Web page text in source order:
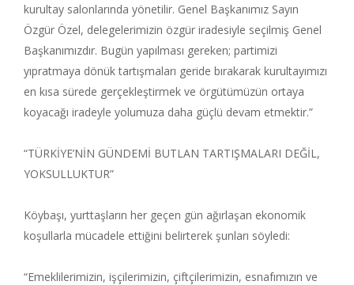
kurultay salonlarında yönetilir. Genel Başkanımız Sayın
Özgür Özel, delegelerimizin özgür iradesiyle seçilmiş Genel
Başkanımızdır. Bugün yapılması gereken; partimizi
yıpratmaya dönük tartışmaları geride bırakarak kurultayımızı
en kısa sürede gerçekleştirmek ve örgütümüzün ortaya
koyacağı iradeyle yolumuza daha güçlü devam etmektir.”
“TÜRKİYE’NİN GÜNDEMİ BUTLAN TARTIŞMALARI DEĞİL,
YOKSULLUKTUR”
Köybaşı, yurttaşların her geçen gün ağırlaşan ekonomik
koşullarla mücadele ettiğini belirterek şunları söyledi:
“Emeklilerimizin, işçilerimizin, çiftçilerimizin, esnafımızın ve